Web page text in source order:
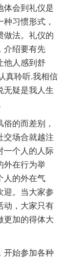
会到礼仪是
习惯形式，
做法。礼仪的
介绍要有先
人感到舒
真聆听.我相信
无疑是我人生
的而差别，
交场合就越注
一个人的人际
外在行为举
人的外在气
迎。当大家参
动，大家只有
更加的得体大
开始参加各种